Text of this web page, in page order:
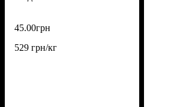
45.00грн
529 грн/кг